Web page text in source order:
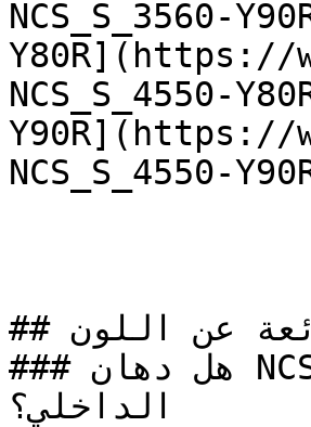
NCS_S_3560-
Y80R](https://
NCS_S_4550-
Y90R](https://
NCS_S_4550-
## أسئلة شائعة عن اللون
### هل دهان NCS S 3560-G40Y خيار مناسب للتصميم
الداخلي؟